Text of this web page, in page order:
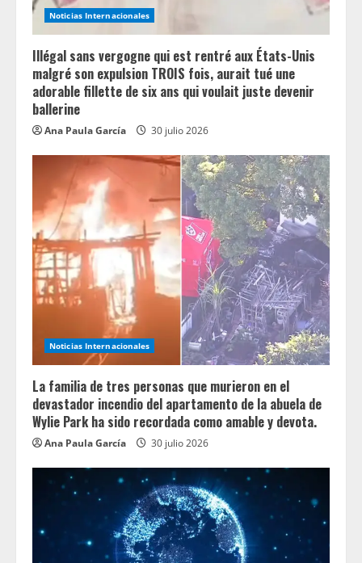
Noticias Internacionales
Illégal sans vergogne qui est rentré aux États-Unis
malgré son expulsion TROIS fois, aurait tué une
adorable fillette de six ans qui voulait juste devenir
ballerine
Ana Paula García 30 julio 2026
Noticias Internacionales
La familia de tres personas que murieron en el
devastador incendio del apartamento de la abuela de
Wylie Park ha sido recordada como amable y devota.
Ana Paula García 30 julio 2026